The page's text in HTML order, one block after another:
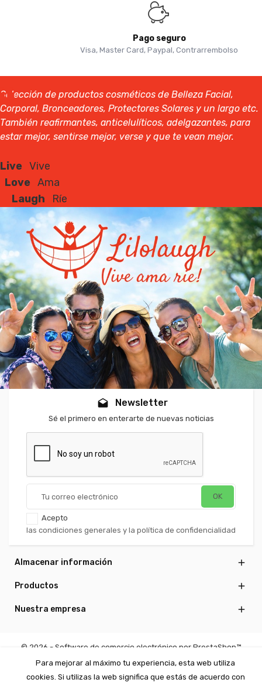
Pago seguro
Visa, Master Card, Paypal, Contrarrembolso
Selección de productos cosméticos de Belleza Facial,
Corporal, Bronceadores, Protectores Solares y un largo etc.
También reafirmantes, anticelulíticos, adelgazantes, para
estar mejor, sentirse mejor, verse y que te vean mejor.
Live Vive
Love Ama
Laugh Ríe
drafts Newsletter
Sé el primero en enterarte de nuevas noticias
Acepto
las condiciones generales y la política de confidencialidad
Almacenar información 
Productos 
Nuestra empresa 
© 2026 - Software de comercio electrónico por PrestaShop™
Para mejorar al máximo tu experiencia, esta web utiliza
cookies. Si utilizas la web significa que estás de acuerdo con